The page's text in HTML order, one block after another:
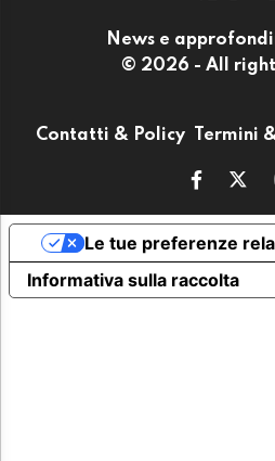
News e
© 2026 - All
Contatti & Policy Termini
Informativa sulla raccolta
Le tue preferenze